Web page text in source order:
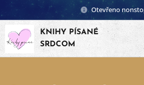
Otevřeno
KNIHY PÍSANÉ
SRDCOM